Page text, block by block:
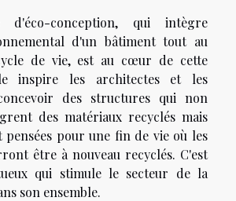
d'éco-conception, qui intègre
d'un bâtiment tout au
de vie, est au cœur de cette
inspire les architectes et les
des structures qui non
des matériaux recyclés mais
pensées pour une fin de vie où les
être à nouveau recyclés. C'est
qui stimule le secteur de la
son ensemble.